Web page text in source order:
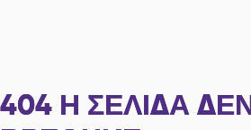
404 Η ΣΕΛΊΔΑ ΔΕΝ